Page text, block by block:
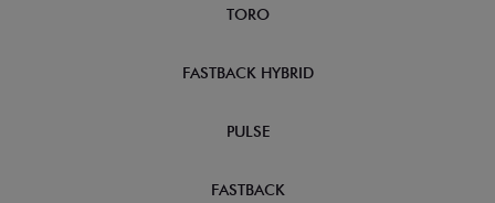
TORO
FASTBACK HYBRID
PULSE
FASTBACK